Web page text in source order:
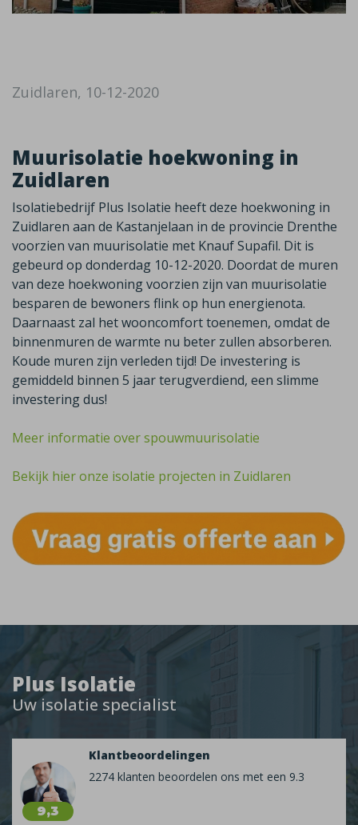
Plus Isolatie
Uw isolatie specialist
9,3
Klantbeoordelingen
2274 klanten beoordelen ons met een 9.3
Zuidlaren, 10-12-2020
Muurisolatie hoekwoning in
Zuidlaren
Isolatiebedrijf Plus Isolatie heeft deze hoekwoning in
Zuidlaren aan de Kastanjelaan in de provincie Drenthe
voorzien van muurisolatie met Knauf Supafil. Dit is
gebeurd op donderdag 10-12-2020. Doordat de muren
van deze hoekwoning voorzien zijn van muurisolatie
besparen de bewoners flink op hun energienota.
Daarnaast zal het wooncomfort toenemen, omdat de
binnenmuren de warmte nu beter zullen absorberen.
Koude muren zijn verleden tijd! De investering is
gemiddeld binnen 5 jaar terugverdiend, een slimme
investering dus!
Meer informatie over spouwmuurisolatie
Bekijk hier onze isolatie projecten in Zuidlaren